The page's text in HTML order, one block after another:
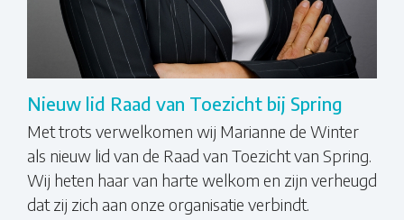
Nieuw lid Raad van Toezicht bij Spring
Met trots verwelkomen wij Marianne de Winter
als nieuw lid van de Raad van Toezicht van Spring.
Wij heten haar van harte welkom en zijn verheugd
dat zij zich aan onze organisatie verbindt.